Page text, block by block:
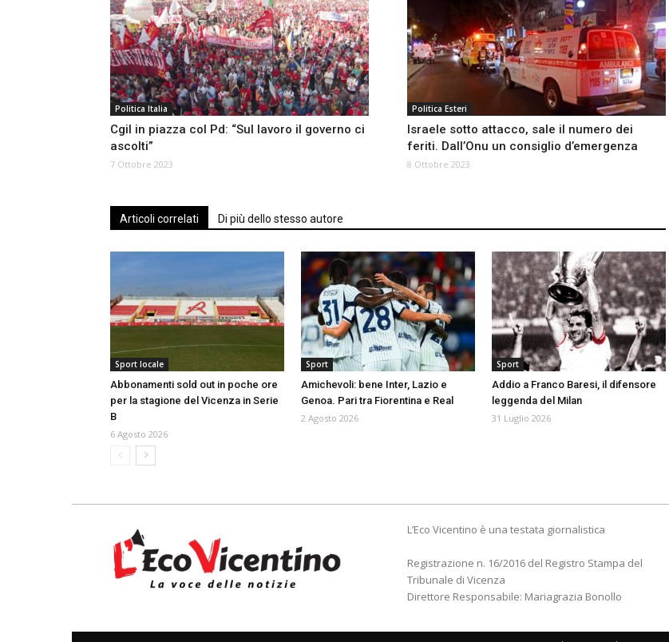
Politica Italia
Cgil in piazza col Pd: “Sul lavoro il governo ci
ascolti”
7 Ottobre 2023
Politica Esteri
Israele sotto attacco, sale il numero dei
feriti. Dall’Onu un consiglio d’emergenza
8 Ottobre 2023
Articoli correlati Di più dello stesso autore
Sport locale
Abbonamenti sold out in poche ore
per la stagione del Vicenza in Serie
B
6 Agosto 2026
Sport
Amichevoli: bene Inter, Lazio e
Genoa. Pari tra Fiorentina e Real
2 Agosto 2026
Sport
Addio a Franco Baresi, il difensore
leggenda del Milan
31 Luglio 2026
L’Eco Vicentino è una testata giornalistica
Registrazione n. 16/2016 del Registro Stampa del
Tribunale di Vicenza
Direttore Responsabile: Mariagrazia Bonollo